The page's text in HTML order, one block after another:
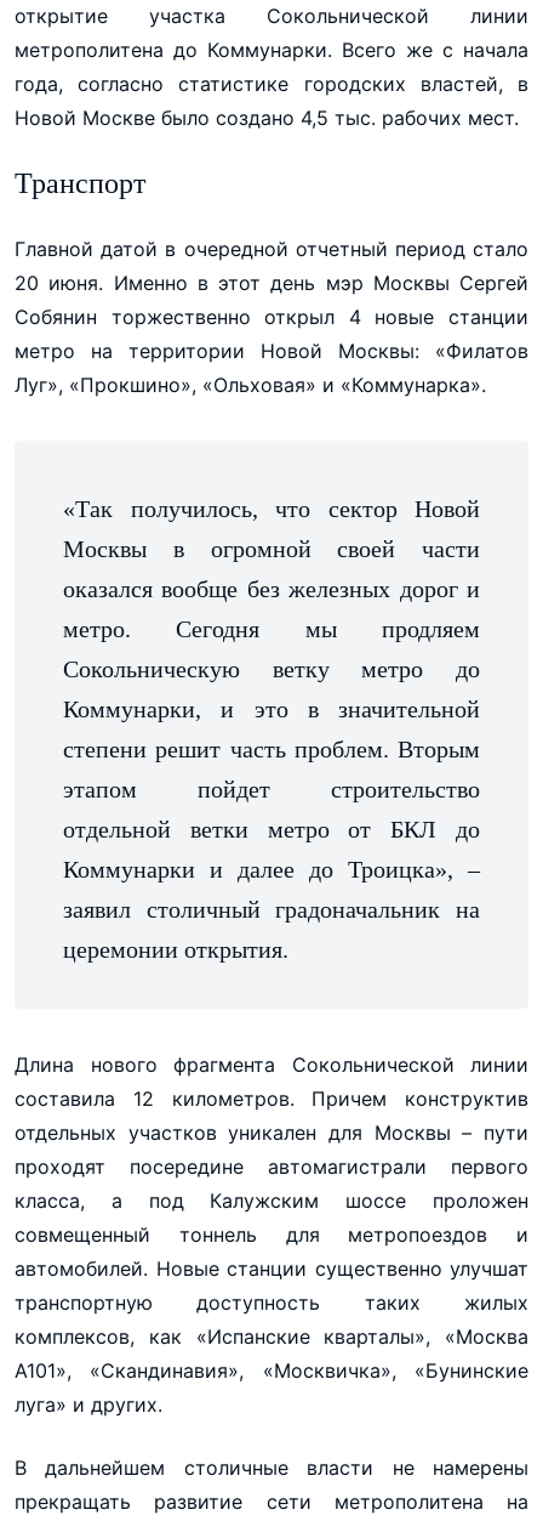
открытие участка Сокольнической линии
метрополитена до Коммунарки. Всего же с начала
года, согласно статистике городских властей, в
Новой Москве было создано 4,5 тыс. рабочих мест.
Транспорт
Главной датой в очередной отчетный период стало
20 июня. Именно в этот день мэр Москвы Сергей
Собянин торжественно открыл 4 новые станции
метро на территории Новой Москвы: «Филатов
Луг», «Прокшино», «Ольховая» и «Коммунарка».
«Так получилось, что сектор Новой
Москвы в огромной своей части
оказался вообще без железных дорог и
метро. Сегодня мы продляем
Сокольническую ветку метро до
Коммунарки, и это в значительной
степени решит часть проблем. Вторым
этапом пойдет строительство
отдельной ветки метро от БКЛ до
Коммунарки и далее до Троицка», –
заявил столичный градоначальник на
церемонии открытия.
Длина нового фрагмента Сокольнической линии
составила 12 километров. Причем конструктив
отдельных участков уникален для Москвы – пути
проходят посередине автомагистрали первого
класса, а под Калужским шоссе проложен
совмещенный тоннель для метропоездов и
автомобилей. Новые станции существенно улучшат
транспортную доступность таких жилых
комплексов, как «Испанские кварталы», «Москва
А101», «Скандинавия», «Москвичка», «Бунинские
луга» и других.
В дальнейшем столичные власти не намерены
прекращать развитие сети метрополитена на